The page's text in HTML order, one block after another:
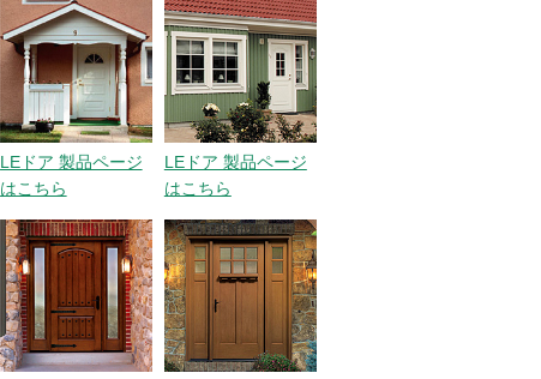
LEドア 製品ページ
はこちら
LEドア 製品ページ
はこちら